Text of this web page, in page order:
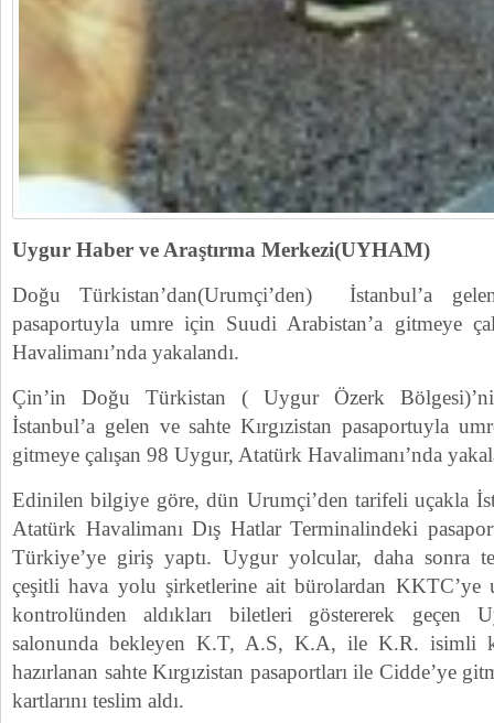
Uygur Haber ve Araştırma Merkezi(UYHAM)
Doğu Türkistan’dan(Urumçi’den) İstanbul’a
pasaportuyla umre için Suudi Arabistan’a gitmeye
Havalimanı’nda yakalandı.
Çin’in Doğu Türkistan ( Uygur Özerk
İstanbul’a gelen ve sahte Kırgızistan pasaportuyla
gitmeye çalışan 98 Uygur, Atatürk Havalimanı’nda
Edinilen bilgiye göre, dün Urumçi’den tarifeli uçakla
Atatürk Havalimanı Dış Hatlar Terminalindeki
Türkiye’ye giriş yaptı. Uygur yolcular, daha sonra
çeşitli hava yolu şirketlerine ait bürolardan KKTC’ye
kontrolünden aldıkları biletleri göstererek geçen
salonunda bekleyen K.T, A.S, K.A, ile K.R. isimli
hazırlanan sahte Kırgızistan pasaportları ile Cidde’ye
kartlarını teslim aldı.